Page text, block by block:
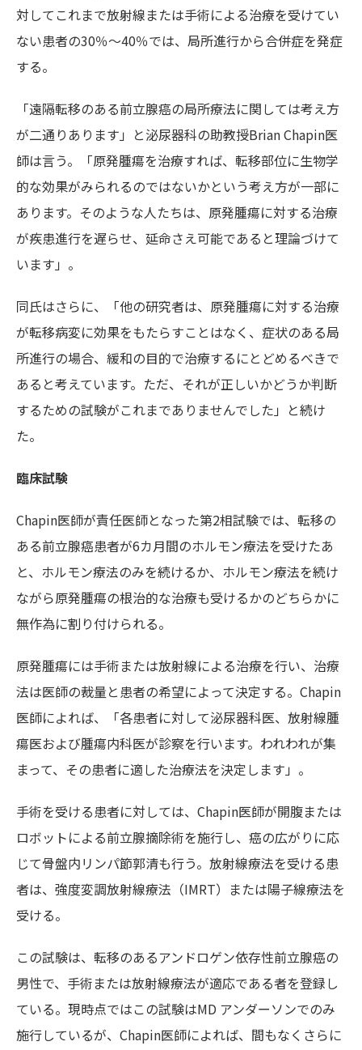
対してこれまで放射線または手術による治療を受けてい
ない患者の30％～40％では、局所進行から合併症を発症
する。
「遠隔転移のある前立腺癌の局所療法に関しては考え方
が二通りあります」と泌尿器科の助教授Brian Chapin医
師は言う。「原発腫瘍を治療すれば、転移部位に生物学
的な効果がみられるのではないかという考え方が一部に
あります。そのような人たちは、原発腫瘍に対する治療
が疾患進行を遅らせ、延命さえ可能であると理論づけて
います」。
同氏はさらに、「他の研究者は、原発腫瘍に対する治療
が転移病変に効果をもたらすことはなく、症状のある局
所進行の場合、緩和の目的で治療するにとどめるべきで
あると考えています。ただ、それが正しいかどうか判断
するための試験がこれまでありませんでした」と続け
た。
臨床試験
Chapin医師が責任医師となった第2相試験では、転移の
ある前立腺癌患者が6カ月間のホルモン療法を受けたあ
と、ホルモン療法のみを続けるか、ホルモン療法を続け
ながら原発腫瘍の根治的な治療も受けるかのどちらかに
無作為に割り付けられる。
原発腫瘍には手術または放射線による治療を行い、治療
法は医師の裁量と患者の希望によって決定する。Chapin
医師によれば、「各患者に対して泌尿器科医、放射線腫
瘍医および腫瘍内科医が診察を行います。われわれが集
まって、その患者に適した治療法を決定します」。
手術を受ける患者に対しては、Chapin医師が開腹または
ロボットによる前立腺摘除術を施行し、癌の広がりに応
じて骨盤内リンパ節郭清も行う。放射線療法を受ける患
者は、強度変調放射線療法（IMRT）または陽子線療法を
受ける。
この試験は、転移のあるアンドロゲン依存性前立腺癌の
男性で、手術または放射線療法が適応である者を登録し
ている。現時点ではこの試験はMD アンダーソンでのみ
施行しているが、Chapin医師によれば、間もなくさらに